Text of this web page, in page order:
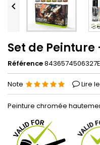

Set de
Référence
Note Lire
Peinture chromée